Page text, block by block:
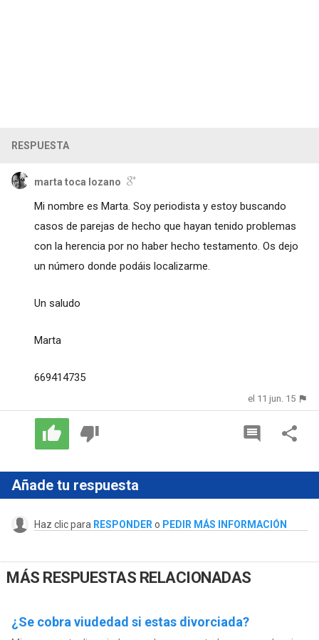
RESPUESTA
marta toca lozano
Mi nombre es Marta. Soy periodista y estoy buscando
casos de parejas de hecho que hayan tenido problemas
con la herencia por no haber hecho testamento. Os dejo
un número donde podáis localizarme.
Un saludo
Marta
669414735
el 11 jun. 15
Añade tu respuesta
Haz clic para RESPONDER o PEDIR MÁS INFORMACIÓN
MÁS RESPUESTAS RELACIONADAS
¿Se cobra viudedad si estas divorciada?